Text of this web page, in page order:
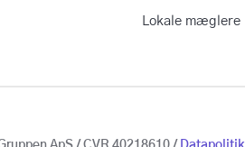
Lokale mæglere